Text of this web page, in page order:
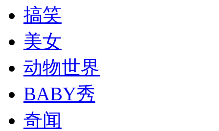
司机酒驾遇交警 急速倒车逃窜
搞笑
美女
动物世界
BABY秀
奇闻